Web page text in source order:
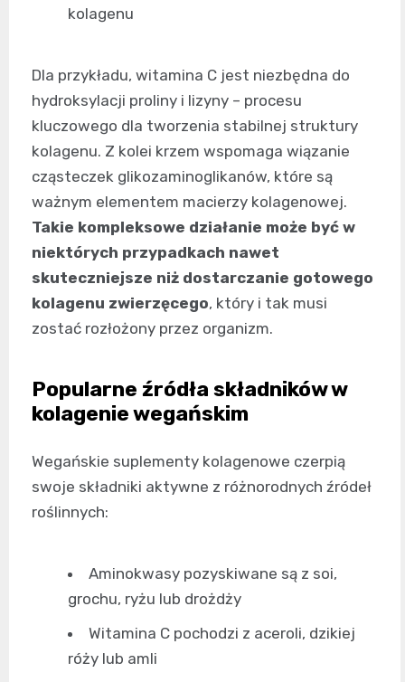
kolagenu
Dla przykładu, witamina C jest niezbędna do
hydroksylacji proliny i lizyny – procesu
kluczowego dla tworzenia stabilnej struktury
kolagenu. Z kolei krzem wspomaga wiązanie
cząsteczek glikozaminoglikanów, które są
ważnym elementem macierzy kolagenowej.
Takie kompleksowe działanie może być w
niektórych przypadkach nawet
skuteczniejsze niż dostarczanie gotowego
kolagenu zwierzęcego, który i tak musi
zostać rozłożony przez organizm.
Popularne źródła składników w
kolagenie wegańskim
Wegańskie suplementy kolagenowe czerpią
swoje składniki aktywne z różnorodnych źródeł
roślinnych:
Aminokwasy pozyskiwane są z soi,
grochu, ryżu lub drożdży
Witamina C pochodzi z aceroli, dzikiej
róży lub amli